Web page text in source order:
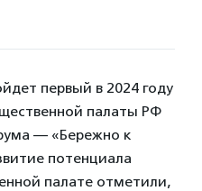
первый в 2024 году
палаты РФ
— «Бережно к
потенциала
палате отметили,